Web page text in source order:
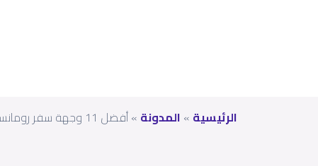
الرئيسية » المدونة »أفضل 11 وجهة سفر رومانسية